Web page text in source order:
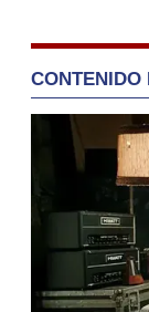
CONTENIDO